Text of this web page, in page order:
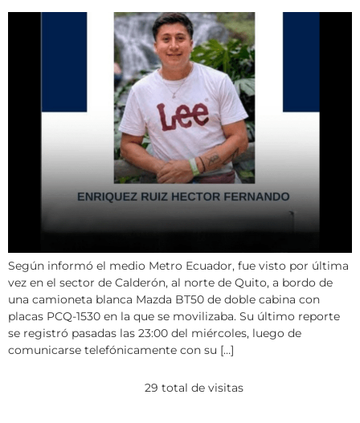
Según informó el medio Metro Ecuador, fue visto por última
vez en el sector de Calderón, al norte de Quito, a bordo de
una camioneta blanca Mazda BT50 de doble cabina con
placas PCQ-1530 en la que se movilizaba. Su último reporte
se registró pasadas las 23:00 del miércoles, luego de
comunicarse telefónicamente con su […]
29 total de visitas